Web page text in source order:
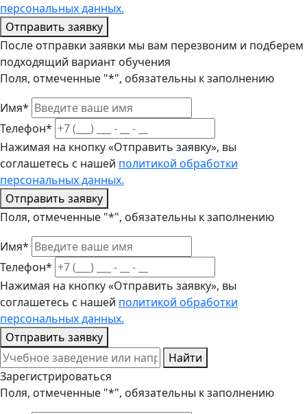
персональных данных.
Отправить заявку
После отправки заявки мы вам перезвоним и подберем
подходящий вариант обучения
Поля, отмеченные "*", обязательны к заполнению
Имя*
Телефон*
Нажимая на кнопку «Отправить заявку», вы
соглашетесь с нашей политикой обработки
персональных данных.
Отправить заявку
Поля, отмеченные "*", обязательны к заполнению
Имя*
Телефон*
Нажимая на кнопку «Отправить заявку», вы
соглашетесь с нашей политикой обработки
персональных данных.
Отправить заявку
Найти
Зарегистрироваться
Поля, отмеченные "*", обязательны к заполнению